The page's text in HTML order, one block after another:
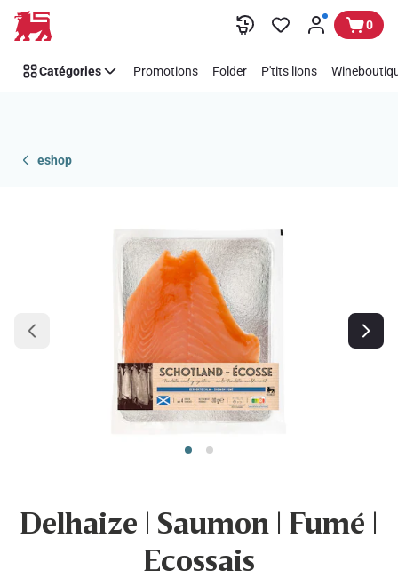
Passer 0
Catégories Promotions Folder P'tits lions
eshop
Delhaize | Saumon | Fumé |
Ecossais